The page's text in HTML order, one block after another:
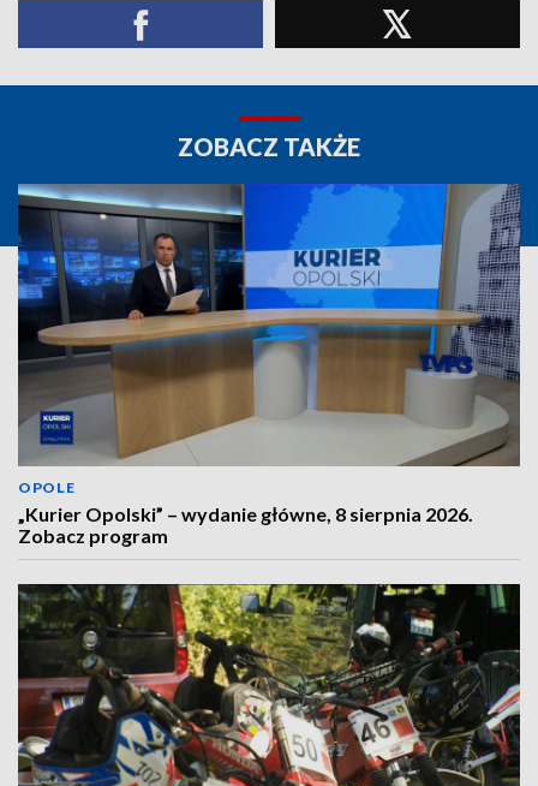
ZOBACZ TAKŻE
OPOLE
„Kurier Opolski” – wydanie główne, 8 sierpnia 2026.
Zobacz program